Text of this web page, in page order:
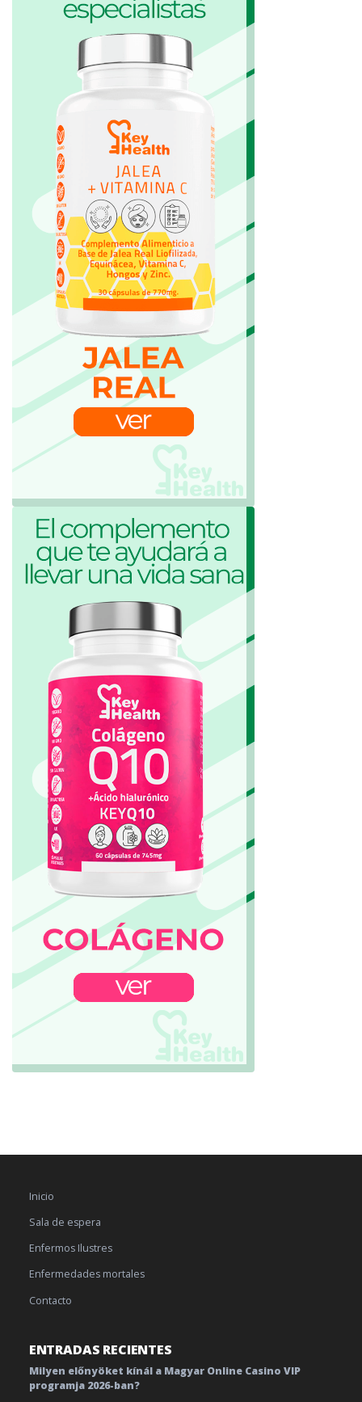
Inicio
Sala de espera
Enfermos Ilustres
Enfermedades mortales
Contacto
ENTRADAS RECIENTES
Milyen előnyöket kínál a Magyar Online Casino VIP
programja 2026-ban?